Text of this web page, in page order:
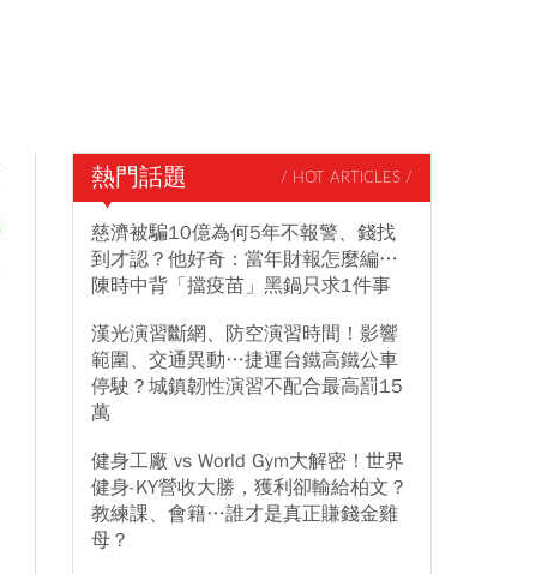
熱門話題 / HOT ARTICLES /
慈濟被騙10億為何5年不報警、錢找
到才認？他好奇：當年財報怎麼編…
陳時中背「擋疫苗」黑鍋只求1件事
漢光演習斷網、防空演習時間！影響
範圍、交通異動…捷運台鐵高鐵公車
停駛？城鎮韌性演習不配合最高罰15
萬
健身工廠 vs World Gym大解密！世界
健身-KY營收大勝，獲利卻輸給柏文？
教練課、會籍…誰才是真正賺錢金雞
母？